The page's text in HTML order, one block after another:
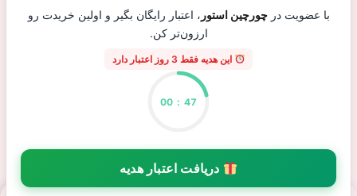
درباره ما
برو به بالا
با عضویت درچورچین استور ، اعتبار رایگان بگیر و اولین خریدت رو
ارزون‌تر کن.
این هدیه فقط 3 روز اعتبار دارد
46
:
00
دریافت اعتبار هدیه